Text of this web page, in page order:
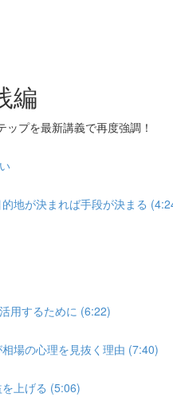
編
プを最新講義で再度強調！
地が決まれば手段が決まる
用するために (6:22)
場の心理を見抜く理由 (7:40)
上げる (5:06)